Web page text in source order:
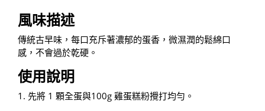
風味描述
傳統古早味，每口充斥著濃郁的蛋香，微濕潤的鬆綿口
感，不會過於乾硬。
使用說明
1. 先將 1 顆全蛋與100g 雞蛋糕粉攪打均勻。
繁